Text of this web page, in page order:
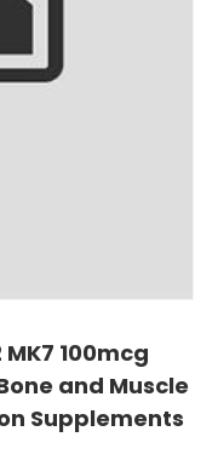
100mcg
and Muscle
Supplements